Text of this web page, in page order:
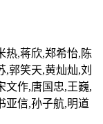
热,蒋欣,郑希怡,陈
,郭笑天,黄灿灿,刘
文作,唐国忠,王巍,
亚信,孙子航,明道